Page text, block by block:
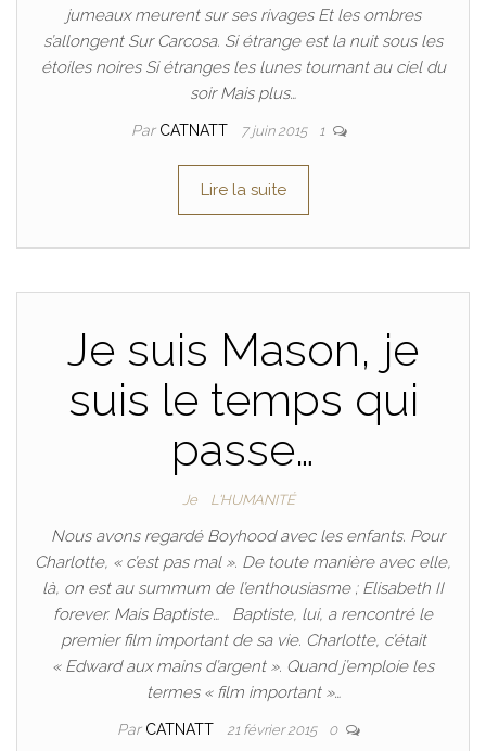
jumeaux meurent sur ses rivages Et les ombres
s’allongent Sur Carcosa. Si étrange est la nuit sous les
étoiles noires Si étranges les lunes tournant au ciel du
soir Mais plus…
Par CATNATT 7 juin 2015 1
Lire la suite
Je suis Mason, je
suis le temps qui
passe…
Je L'HUMANITÉ
Nous avons regardé Boyhood avec les enfants. Pour
Charlotte, « c’est pas mal ». De toute manière avec elle,
là, on est au summum de l’enthousiasme ; Elisabeth II
forever. Mais Baptiste… Baptiste, lui, a rencontré le
premier film important de sa vie. Charlotte, c’était
« Edward aux mains d’argent ». Quand j’emploie les
termes « film important »…
Par CATNATT 21 février 2015 0